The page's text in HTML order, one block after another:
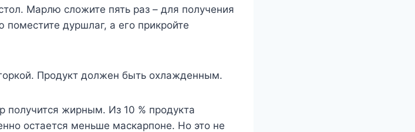
Марлю сложите пять раз – для получения
дуршлаг, а его прикройте
Продукт должен быть охлажденным.
получится жирным. Из 10 % продукта
остается меньше маскарпоне. Но это не